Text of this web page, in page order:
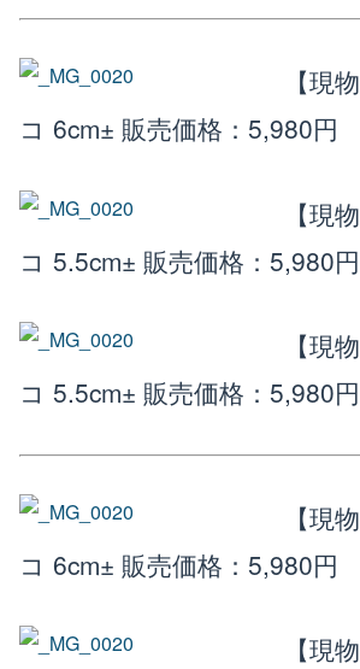
【現
コ 6cm± 販売価格：5,980円
【現
コ 5.5cm± 販売価格：5,980円
【現
コ 5.5cm± 販売価格：5,980円
【現
コ 6cm± 販売価格：5,980円
【現